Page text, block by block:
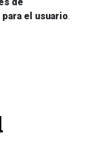
el usuario.